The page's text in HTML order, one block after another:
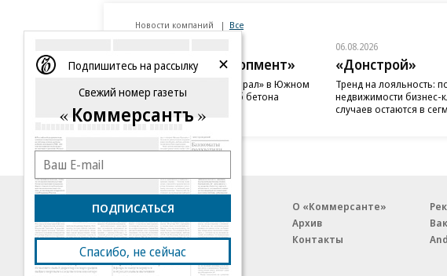
Новости компаний Все
ГК «Галс-Девелопмент»
В бизнес-центре «Адмирал» в Южном
порту залит первый куб бетона
06.08.2026
«Донстрой»
Тренд на лояльность:
недвижимости бизнес-
случаев остаются в
Благотворительный фонд
18+ реклама
О «Коммерсанте»
Архив
Контакты
Подпишитесь на рассылку
Свежий номер газеты
Коммерсантъ
ПОДПИСАТЬСЯ
Спасибо, не сейчас